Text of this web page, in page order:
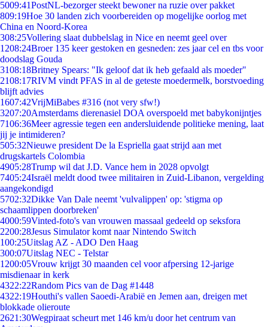
5009:41PostNL-bezorger steekt bewoner na ruzie over pakket
809:19Hoe 30 landen zich voorbereiden op mogelijke oorlog met
China en Noord-Korea
308:25Vollering slaat dubbelslag in Nice en neemt geel over
1208:24Broer 135 keer gestoken en gesneden: zes jaar cel en tbs voor
doodslag Gouda
3108:18Britney Spears: "Ik geloof dat ik heb gefaald als moeder"
2108:17RIVM vindt PFAS in al de geteste moedermelk, borstvoeding
blijft advies
1607:42VrijMiBabes #316 (not very sfw!)
3207:20Amsterdams dierenasiel DOA overspoeld met babykonijntjes
7106:36Meer agressie tegen een andersluidende politieke mening, laat
jij je intimideren?
505:32Nieuwe president De la Espriella gaat strijd aan met
drugskartels Colombia
4905:28Trump wil dat J.D. Vance hem in 2028 opvolgt
7405:24Israël meldt dood twee militairen in Zuid-Libanon, vergelding
aangekondigd
5702:32Dikke Van Dale neemt 'vulvalippen' op: 'stigma op
schaamlippen doorbreken'
4000:59Vinted-foto's van vrouwen massaal gedeeld op seksfora
2200:28Jesus Simulator komt naar Nintendo Switch
100:25Uitslag AZ - ADO Den Haag
300:07Uitslag NEC - Telstar
1200:05Vrouw krijgt 30 maanden cel voor afpersing 12-jarige
misdienaar in kerk
4322:22Random Pics van de Dag #1448
4322:19Houthi's vallen Saoedi-Arabië en Jemen aan, dreigen met
blokkade olieroute
2621:30Wegpiraat scheurt met 146 km/u door het centrum van